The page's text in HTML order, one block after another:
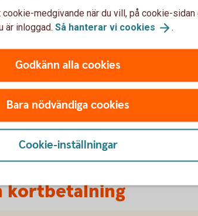
butiker.
Betala med
accessoarer
Vi har flera digitala
Samsung Pay, som gör
med dina kort utan kan
Betala med mobil eller
kortbetalning
cookie-medgivande när du vill, på cookie-sidan
är inloggad. Så hanterar vi cookies .
Godkänn alla cookies
Bara nödvändiga cookies
Cookie-inställningar